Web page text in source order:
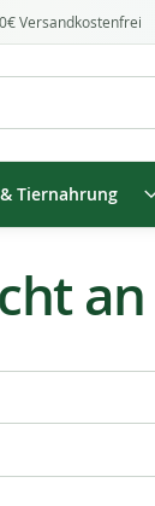
Versandkostenfrei
Tiernahrung